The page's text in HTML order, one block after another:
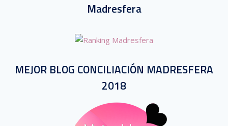
Madresfera
MEJOR BLOG CONCILIACIÓN MADRESFERA
2018